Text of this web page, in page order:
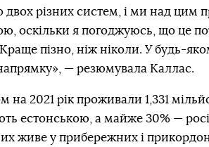
двох різних систем, і ми над цим
оскільки я погоджуюсь, що це
пізно, ніж ніколи. У будь-
— резюмувала Каллас.
на 2021 рік проживали 1,331
естонською, а майже 30% —
живе у прибережних і